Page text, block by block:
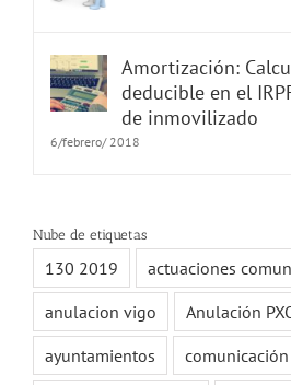
Amortización:
deducible en el
de inmovilizado
6/febrero/ 2018
Nube de etiquetas
130 2019
actuaciones
anulacion vigo
Anulación
ayuntamientos